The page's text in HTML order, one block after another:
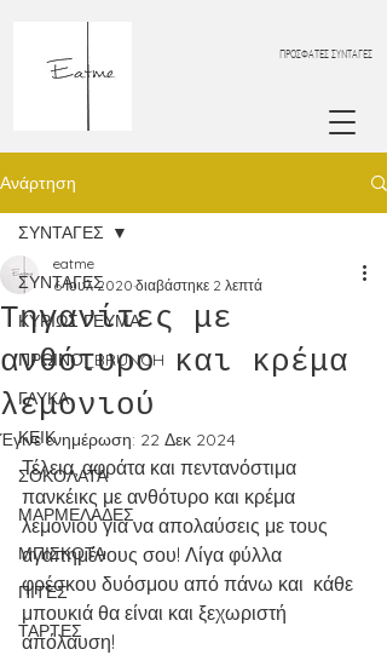
ΠΡΟΣΦΑΤΕΣ ΣΥΝΤΑΓΕΣ
Ανάρτηση
ΣΥΝΤΑΓΕΣ
ΚΥΡΙΩΣ ΓΕΥΜΑ
ΠΡΩΙΝΟ_BRUNCH
ΓΛΥΚΑ
ΚΕΙΚ
ΣΟΚΟΛΑΤΑ
ΜΑΡΜΕΛΑΔΕΣ
ΜΠΙΣΚΟΤΑ
ΠΙΤΕΣ
ΤΑΡΤΕΣ
ΣΥΝΤΑΓΕΣ
Τηγανίτες με
ανθότυρο και κρέμα
λεμονιού
eatme
6 Ιουλ 2020 διαβάστηκε 2 λεπτά
Έγινε ενημέρωση: 22 Δεκ 2024
Τέλεια, αφράτα και πεντανόστιμα
πανκέικς με ανθότυρο και κρέμα
λεμονιού για να απολαύσεις με τους
αγαπημένους σου! Λίγα φύλλα
φρέσκου δυόσμου από πάνω και  κάθε
μπουκιά θα είναι και ξεχωριστή
απόλαυση!